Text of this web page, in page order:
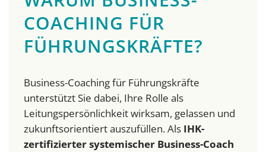
COACHING FÜR
FÜHRUNGSKRÄFTE?
Business-Coaching für Führungskräfte
unterstützt Sie dabei, Ihre Rolle als
Leitungspersönlichkeit wirksam, gelassen und
zukunftsorientiert auszufüllen. Als IHK-
zertifizierter systemischer Business-Coach